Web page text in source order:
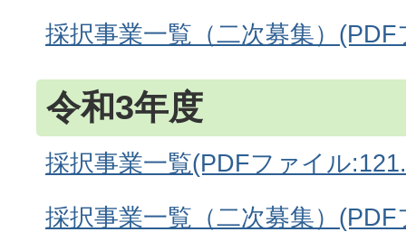
採択事業一覧（二次募集）
令和3年度
採択事業一覧(PDFファイル
採択事業一覧（二次募集）